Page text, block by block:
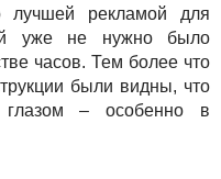
лучшей рекламой для
уже не нужно было
часов. Тем более что
были видны, что
глазом – особенно в